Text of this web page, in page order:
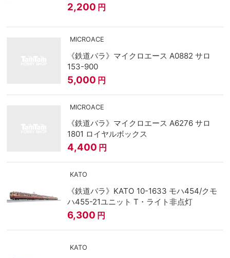
2,200 円
MICROACE
《鉄道バラ》マイクロエース A0882 サロ
153-900
5,000 円
MICROACE
《鉄道バラ》マイクロエース A6276 サロ
1801 ロイヤルボックス
4,400 円
KATO
《鉄道バラ》KATO 10-1633 モハ454/クモ
ハ455-21ユニット T・ライト非点灯
6,300 円
KATO